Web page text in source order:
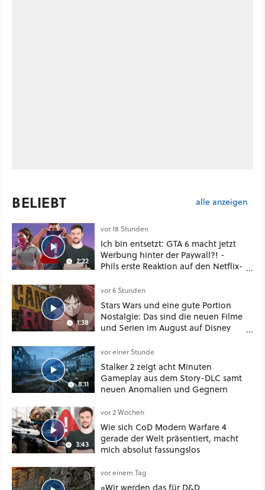
BELIEBT alle anzeigen
2:22
vor 18 Stunden
Ich bin entsetzt: GTA 6 macht jetzt
Werbung hinter der Paywall?! -
Phils erste Reaktion auf den Netflix-
1:38
vor 6 Stunden
Stars Wars und eine gute Portion
Nostalgie: Das sind die neuen Filme
und Serien im August auf Disney
8:11
vor einer Stunde
Stalker 2 zeigt acht Minuten
Gameplay aus dem Story-DLC samt
neuen Anomalien und Gegnern
3:43
vor 2 Wochen
Wie sich CoD Modern Warfare 4
gerade der Welt präsentiert, macht
mich absolut fassungslos
vor einem Tag
»Wir werden das für D&D